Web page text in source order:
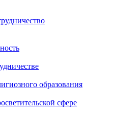
образования
сфере